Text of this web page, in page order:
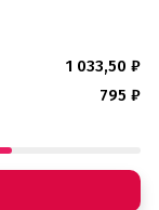
1 033,50 ₽
795 ₽